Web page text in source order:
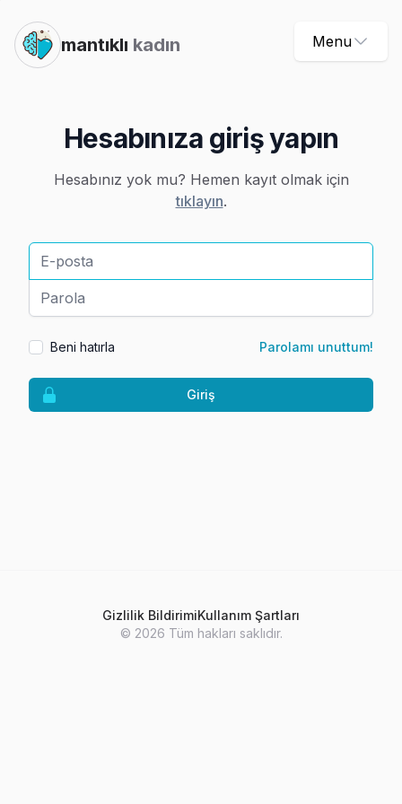
mantıklı kadın Menu
Hesabınıza giriş yapın
Hesabınız yok mu? Hemen kayıt olmak için
tıklayın.
E-posta
Parola
Beni hatırla Parolamı unuttum!
Giriş
Gizlilik BildirimiKullanım Şartları
© 2026 Tüm hakları saklıdır.